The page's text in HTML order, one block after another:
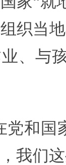
织当
、与
党和国
我们